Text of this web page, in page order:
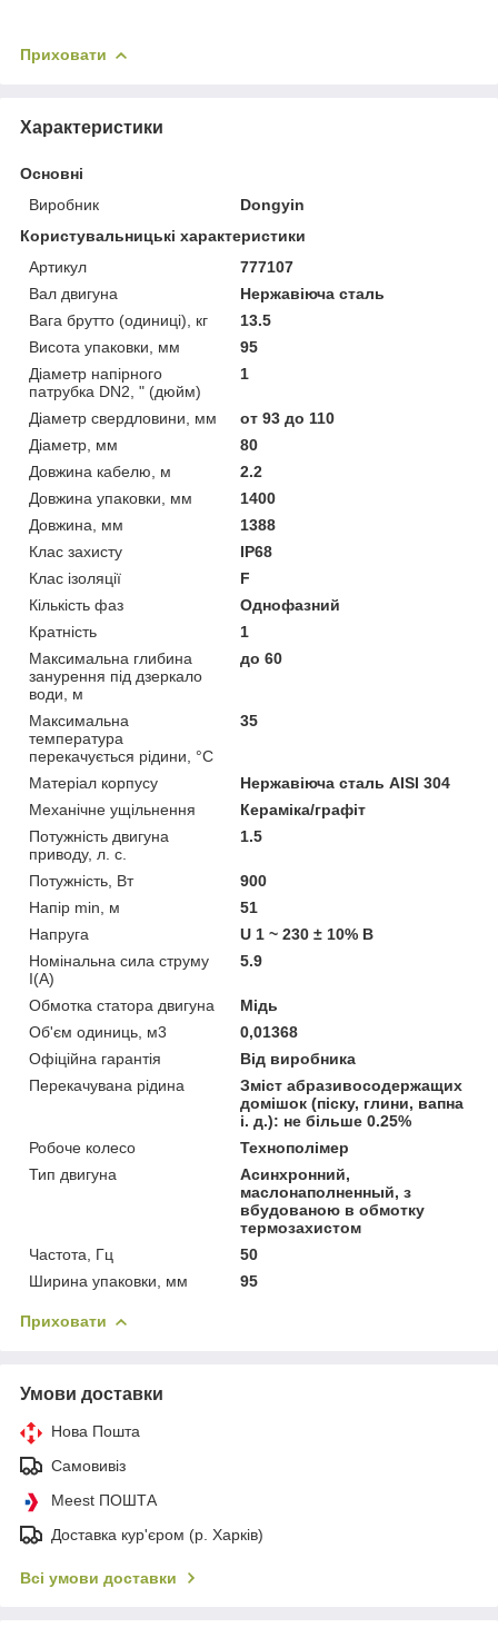
Приховати
Характеристики
Основні
Виробник
Dongyin
Користувальницькі характеристики
Артикул
777107
Вал двигуна
Нержавіюча сталь
Вага брутто (одиниці), кг
13.5
Висота упаковки, мм
95
Діаметр напірного
патрубка DN2, " (дюйм)
1
Діаметр свердловини, мм
от 93 до 110
Діаметр, мм
80
Довжина кабелю, м
2.2
Довжина упаковки, мм
1400
Довжина, мм
1388
Клас захисту
IP68
Клас ізоляції
F
Кількість фаз
Однофазний
Кратність
1
Максимальна глибина
занурення під дзеркало
води, м
до 60
Максимальна
температура
перекачується рідини, °C
35
Матеріал корпусу
Нержавіюча сталь AISI 304
Механічне ущільнення
Кераміка/графіт
Потужність двигуна
приводу, л. с.
1.5
Потужність, Вт
900
Напір min, м
51
Напруга
U 1 ~ 230 ± 10% В
Номінальна сила струму
I(А)
5.9
Обмотка статора двигуна
Мідь
Об'єм одиниць, м3
0,01368
Офіційна гарантія
Від виробника
Перекачувана рідина
Зміст абразивосодержащих
домішок (піску, глини, вапна
і. д.): не більше 0.25%
Робоче колесо
Технополімер
Тип двигуна
Асинхронний,
маслонаполненный, з
вбудованою в обмотку
термозахистом
Частота, Гц
50
Ширина упаковки, мм
95
Приховати
Умови доставки
Нова Пошта
Самовивіз
Meest ПОШТА
Доставка кур'єром (р. Харків)
Всі умови доставки